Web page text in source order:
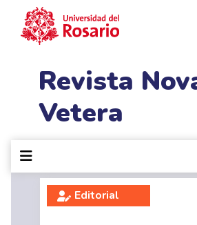
Revista
Vetera
Editorial